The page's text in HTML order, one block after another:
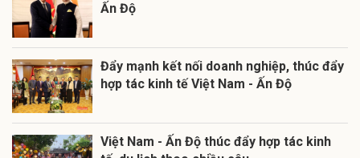
Ấn Độ
Đẩy mạnh kết nối doanh nghiệp, thúc đẩy
hợp tác kinh tế Việt Nam - Ấn Độ
Việt Nam - Ấn Độ thúc đẩy hợp tác kinh